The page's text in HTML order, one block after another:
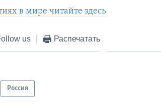
в мире читайте здесь
us Распечатать
Россия